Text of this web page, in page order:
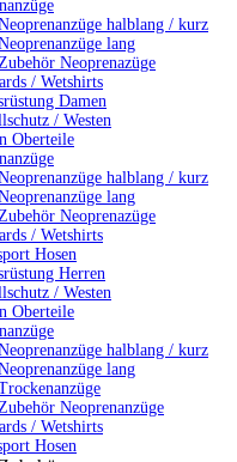
halblang / kurz
lang
Neoprenazüge
/ Wetshirts
Damen
/ Westen
Oberteile
halblang / kurz
lang
Neoprenazüge
/ Wetshirts
Hosen
Herren
/ Westen
Oberteile
halblang / kurz
lang
Neoprenanzüge
/ Wetshirts
Hosen